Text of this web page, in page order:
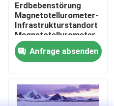
Erdbebenstörung
Magnetotellurometer-
Infrastrukturstandort
Magnetotellurometer
Anfrage absenden